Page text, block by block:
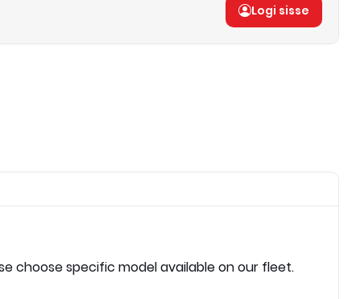
Logi sisse
choose specific model available on our fleet.